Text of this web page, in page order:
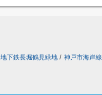
地下鉄長堀鶴見緑地 / 神戸市海岸線